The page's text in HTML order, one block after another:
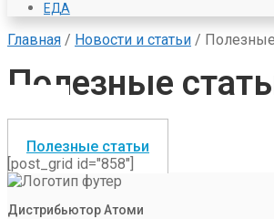
ЕДА
Главная / Новости и статьи /
Полезные
Полезные статьи
[post_grid id="858"]
Дистрибьютор Атоми